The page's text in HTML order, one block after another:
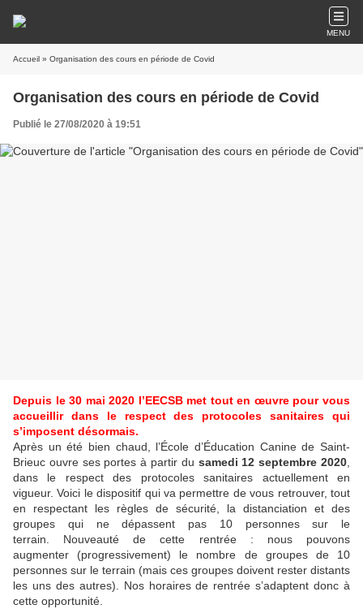
MENU
Accueil » Organisation des cours en période de Covid
Organisation des cours en période de Covid
Publié le 27/08/2020 à 19:51
Depuis le 30 mai 2020 l’EECSB met tout en œuvre pour vous
accueillir dans le respect des protocoles sanitaires qui
s’imposent désormais.
Après un été bien chaud, l’École d’Éducation Canine de Saint-
Brieuc ouvre ses portes à partir du samedi 12 septembre 2020
dans le respect des protocoles sanitaires actuellement en
vigueur. Voici le dispositif qui va permettre de vous retrouver, tout
en respectant les règles de sécurité, la distanciation et des
groupes qui ne dépassent pas 10 personnes sur le
terrain. Nouveauté de cette rentrée : nous pouvons
augmenter (progressivement) le nombre de groupes de 10
personnes sur le terrain (mais ces groupes doivent rester distants
les uns des autres). Nos horaires de rentrée s’adaptent donc à
cette opportunité.